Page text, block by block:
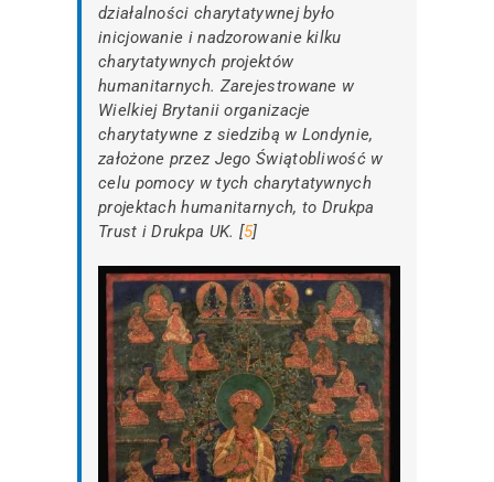
działalności charytatywnej było
inicjowanie i nadzorowanie kilku
charytatywnych projektów
humanitarnych. Zarejestrowane w
Wielkiej Brytanii organizacje
charytatywne z siedzibą w Londynie,
założone przez Jego Świątobliwość w
celu pomocy w tych charytatywnych
projektach humanitarnych, to Drukpa
Trust i Drukpa UK. [5]